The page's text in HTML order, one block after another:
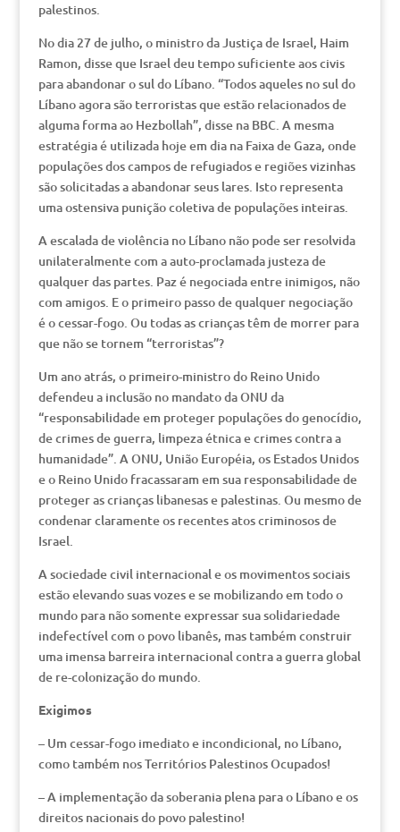
palestinos.
No dia 27 de julho, o ministro da Justiça de Israel, Haim
Ramon, disse que Israel deu tempo suficiente aos civis
para abandonar o sul do Líbano. “Todos aqueles no sul do
Líbano agora são terroristas que estão relacionados de
alguma forma ao Hezbollah”, disse na BBC. A mesma
estratégia é utilizada hoje em dia na Faixa de Gaza, onde
populações dos campos de refugiados e regiões vizinhas
são solicitadas a abandonar seus lares. Isto representa
uma ostensiva punição coletiva de populações inteiras.
A escalada de violência no Líbano não pode ser resolvida
unilateralmente com a auto-proclamada justeza de
qualquer das partes. Paz é negociada entre inimigos, não
com amigos. E o primeiro passo de qualquer negociação
é o cessar-fogo. Ou todas as crianças têm de morrer para
que não se tornem “terroristas”?
Um ano atrás, o primeiro-ministro do Reino Unido
defendeu a inclusão no mandato da ONU da
“responsabilidade em proteger populações do genocídio,
de crimes de guerra, limpeza étnica e crimes contra a
humanidade”. A ONU, União Européia, os Estados Unidos
e o Reino Unido fracassaram em sua responsabilidade de
proteger as crianças libanesas e palestinas. Ou mesmo de
condenar claramente os recentes atos criminosos de
Israel.
A sociedade civil internacional e os movimentos sociais
estão elevando suas vozes e se mobilizando em todo o
mundo para não somente expressar sua solidariedade
indefectível com o povo libanês, mas também construir
uma imensa barreira internacional contra a guerra global
de re-colonização do mundo.
Exigimos
– Um cessar-fogo imediato e incondicional, no Líbano,
como também nos Territórios Palestinos Ocupados!
– A implementação da soberania plena para o Líbano e os
direitos nacionais do povo palestino!